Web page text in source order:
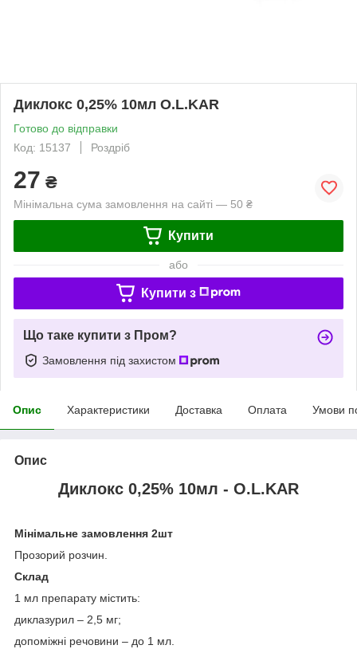
Диклокс 0,25% 10мл O.L.KAR
Готово до відправки
Код: 15137
Роздріб
27 ₴
Мінімальна сума замовлення на сайті — 50 ₴
Купити
або
Купити з
Що таке купити з Пром?
Замовлення під захистом
Опис Характеристики Доставка Оплата Умови
Опис
Диклокс 0,25% 10мл - O.L.KAR
Мінімальне замовлення 2шт
Прозорий розчин.
Склад
1 мл препарату містить:
диклазурил – 2,5 мг;
допоміжні речовини – до 1 мл.